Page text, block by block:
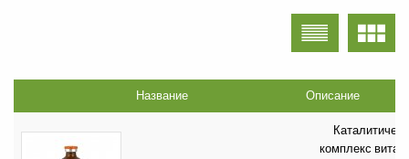
Название Описание
комплекс